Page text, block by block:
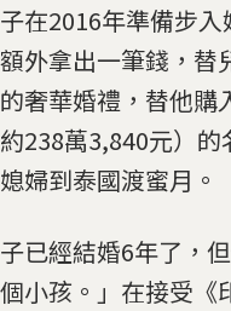
在2016年準備步
外拿出一筆錢，替
奢華婚禮，替他購
約238萬3,840元）
婦到泰國渡蜜月。
子已經結婚6年了，
小孩。」在接受《